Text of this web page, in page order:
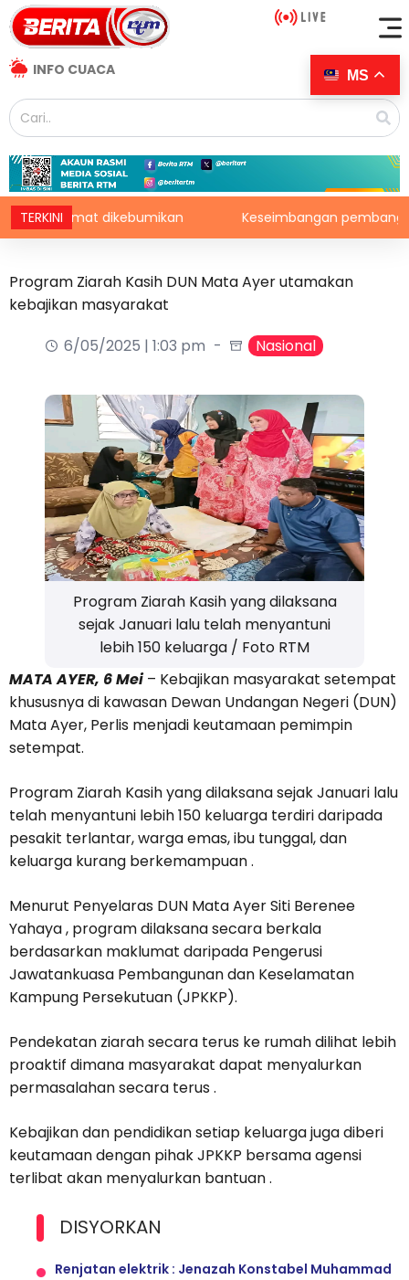
INFO CUACA
TERKINIdikebumikan Keseimbangan pembangunan
Program Ziarah Kasih DUN Mata Ayer utamakan
kebajikan masyarakat
6/05/2025 | 1:03 pm
Nasional
Program Ziarah Kasih yang dilaksana
sejak Januari lalu telah menyantuni
lebih 150 keluarga / Foto RTM
MATA AYER, 6 Mei– Kebajikan masyarakat setempat
khususnya di kawasan Dewan Undangan Negeri (DUN)
Mata Ayer, Perlis menjadi keutamaan pemimpin
setempat.
Program Ziarah Kasih yang dilaksana sejak Januari lalu
telah menyantuni lebih 150 keluarga terdiri daripada
pesakit terlantar, warga emas, ibu tunggal, dan
keluarga kurang berkemampuan .
Menurut Penyelaras DUN Mata Ayer Siti Berenee
Yahaya , program dilaksana secara berkala
berdasarkan maklumat daripada Pengerusi
Jawatankuasa Pembangunan dan Keselamatan
Kampung Persekutuan (JPKKP).
Pendekatan ziarah secara terus ke rumah dilihat lebih
proaktif dimana masyarakat dapat menyalurkan
permasalahan secara terus .
Kebajikan dan pendidikan setiap keluarga juga diberi
keutamaan dengan pihak JPKKP bersama agensi
terlibat akan menyalurkan bantuan .
DISYORKAN
Renjatan elektrik : Jenazah Konstabel Muhammad
MS